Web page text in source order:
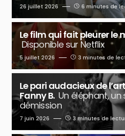
26 juillet 2026 6 minutes de
Le film qui fait pleurer le
Disponible sur Netflix
5 juillet 2026 3 minutes de
Le pari audacieux de
Fanny B. Un éléphant,
démission
7 juin 2026 3 minutes de